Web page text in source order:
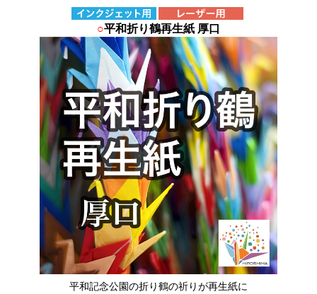
○平和折り鶴再生紙 厚口
平和記念公園の折り鶴の祈りが再生紙に